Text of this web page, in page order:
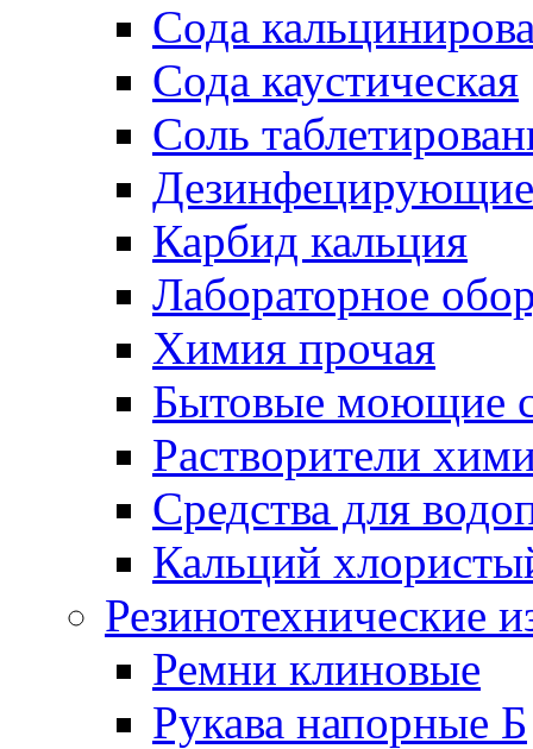
Сода
Сода каустическая
Соль
Дезинфецирующие
Карбид кальция
Лабораторное
Химия прочая
Бытовые моющие
Растворители
Средства для
Кальций
Резинотехнические
Ремни клиновые
Рукава напорные Б